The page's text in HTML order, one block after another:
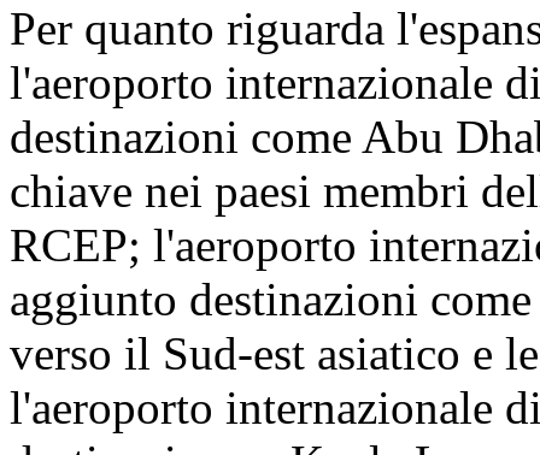
Per quanto riguarda
l'aeroporto internazionale
destinazioni come Abu
chiave nei paesi membri
RCEP; l'aeroporto
aggiunto destinazioni
verso il Sud-est asiatico e
l'aeroporto internazionale